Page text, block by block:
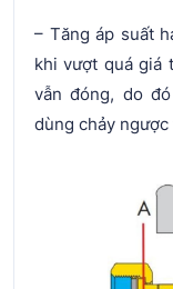
– Tăng áp suất
khi vượt quá giá
vẫn đóng, do
dùng chảy